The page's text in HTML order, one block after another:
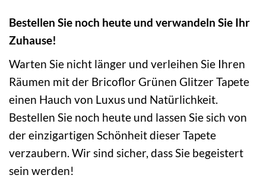
Bestellen Sie noch heute und verwandeln Sie Ihr
Zuhause!
Warten Sie nicht länger und verleihen Sie Ihren
Räumen mit der Bricoflor Grünen Glitzer Tapete
einen Hauch von Luxus und Natürlichkeit.
Bestellen Sie noch heute und lassen Sie sich von
der einzigartigen Schönheit dieser Tapete
verzaubern. Wir sind sicher, dass Sie begeistert
sein werden!